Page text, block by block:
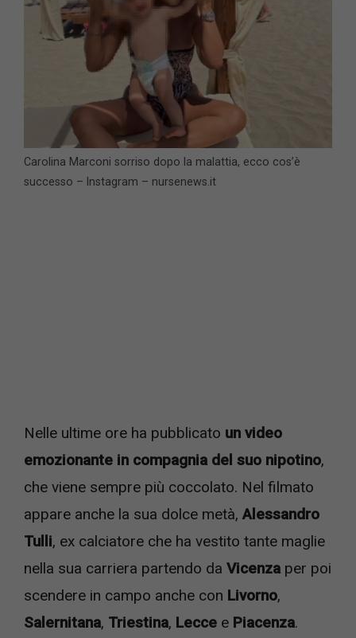
Carolina Marconi sorriso dopo la malattia, ecco cos’è
successo – Instagram – nursenews.it
Nelle ultime ore ha pubblicato un video
emozionante in compagnia del suo nipotino,
che viene sempre più coccolato. Nel filmato
appare anche la sua dolce metà,Alessandro
Tulli, ex calciatore che ha vestito tante maglie
nella sua carriera partendo da Vicenza per poi
scendere in campo anche con Livorno,
Salernitana, Triestina, Lecce e Piacenza.